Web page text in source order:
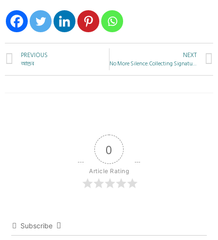
PREVIOUS
আগুন
NEXT
No More Silence: Collecting Signatures for Abhaya
0
Article Rating
Subscribe